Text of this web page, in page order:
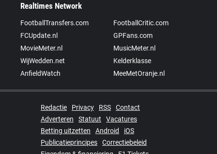
Realtimes Network
FootballTransfers.com
FootballCritic.com
FCUpdate.nl
GPFans.com
MovieMeter.nl
MusicMeter.nl
WijWedden.net
Kelderklasse
AnfieldWatch
MeeMetOranje.nl
Redactie Privacy RSS
Contact
Adverteren
Statuut
Vacatures
Betting uitzetten
Android
iOS
Publicatieprincipes
Correctiebeleid